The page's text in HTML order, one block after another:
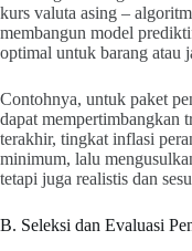
kurs valuta asing –
membangun model
optimal untuk barang atau
Contohnya, untuk paket
dapat mempertimbangkan
terakhir, tingkat inflasi
minimum, lalu
tetapi juga realistis dan
B. Seleksi dan Evaluasi